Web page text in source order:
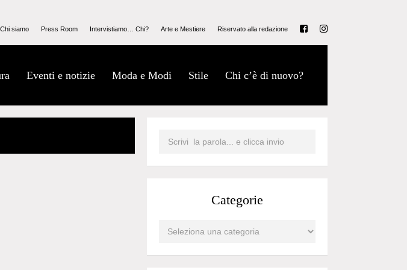
Chi siamo Press Room Intervistiamo… Chi? Arte e Mestiere Riservato alla redazione
Eventi e notizie Moda e Modi Stile Chi c’è di nuovo?
Categorie